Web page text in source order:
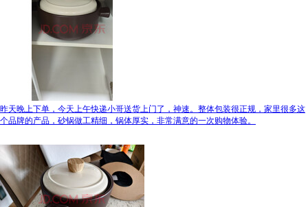
昨天晚上下单，今天上午快递小哥送货上门了，神速。整体包装很正规，家里很多这
个品牌的产品，砂锅做工精细，锅体厚实，非常满意的一次购物体验。